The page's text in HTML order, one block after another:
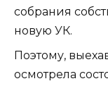
собрания
новую УК.
Поэтому,
осмотрела